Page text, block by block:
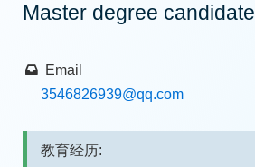
Master degree candidate
Email
3546826939@qq.com
教育经历: